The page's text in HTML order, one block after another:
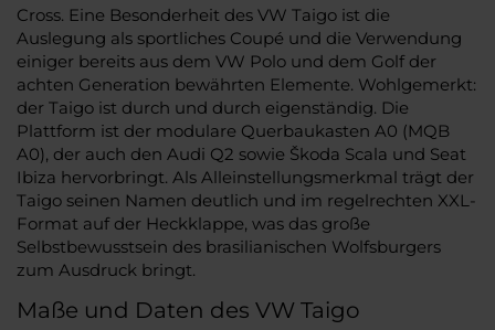
Cross. Eine Besonderheit des VW Taigo ist die
Auslegung als sportliches Coupé und die Verwendung
einiger bereits aus dem VW Polo und dem Golf der
achten Generation bewährten Elemente. Wohlgemerkt:
der Taigo ist durch und durch eigenständig. Die
Plattform ist der modulare Querbaukasten A0 (MQB
A0), der auch den Audi Q2 sowie Škoda Scala und Seat
Ibiza hervorbringt. Als Alleinstellungsmerkmal trägt der
Taigo seinen Namen deutlich und im regelrechten XXL-
Format auf der Heckklappe, was das große
Selbstbewusstsein des brasilianischen Wolfsburgers
zum Ausdruck bringt.
Maße und Daten des VW Taigo